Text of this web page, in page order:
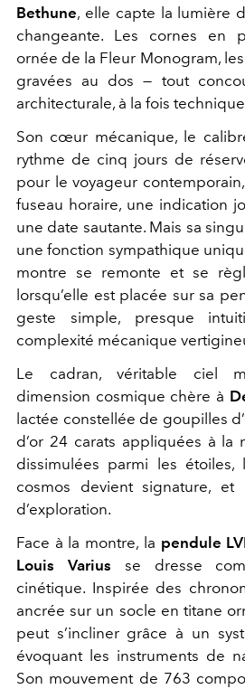
Bethune, elle capte la lumière
changeante. Les cornes en
ornée de la Fleur Monogram,
gravées au dos — tout
architecturale, à la fois
Son cœur mécanique, le
rythme de cinq jours de
pour le voyageur
fuseau horaire, une indication
une date sautante. Mais sa
une fonction sympathique
montre se remonte et se
lorsqu’elle est placée sur sa
geste simple, presque
complexité mécanique
Le cadran, véritable ciel
dimension cosmique chère à
lactée constellée de goupilles
d’or 24 carats appliquées à la
dissimulées parmi les étoiles,
cosmos devient signature,
d’exploration.
Face à la montre, la pendule
Louis Varius se dresse
cinétique. Inspirée des
ancrée sur un socle en titane
peut s’incliner grâce à un
évoquant les instruments de
Son mouvement de 763